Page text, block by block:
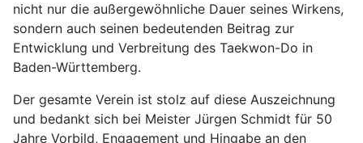
nicht nur die außergewöhnliche Dauer seines Wirkens,
sondern auch seinen bedeutenden Beitrag zur
Entwicklung und Verbreitung des Taekwon-Do in
Baden-Württemberg.
Der gesamte Verein ist stolz auf diese Auszeichnung
und bedankt sich bei Meister Jürgen Schmidt für 50
Jahre Vorbild, Engagement und Hingabe an den